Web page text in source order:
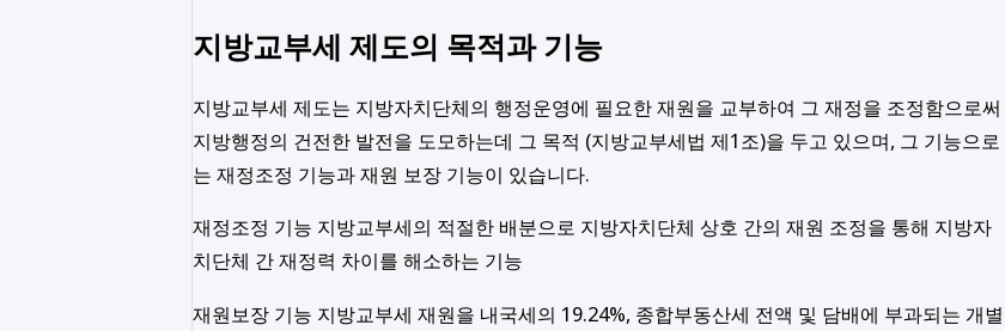
지방교부세 제도의 목적과 기능
지방교부세 제도는 지방자치단체의 행정운영에 필요한 재원을 교부하여 그 재정을 조정함으로써
지방행정의 건전한 발전을 도모하는데 그 목적 (지방교부세법 제1조)을 두고 있으며, 그 기능으로
는 재정조정 기능과 재원 보장 기능이 있습니다.
재정조정 기능 지방교부세의 적절한 배분으로 지방자치단체 상호 간의 재원 조정을 통해 지방자
치단체 간 재정력 차이를 해소하는 기능
재원보장 기능 지방교부세 재원을 내국세의 19.24%, 종합부동산세 전액 및 담배에 부과되는 개별